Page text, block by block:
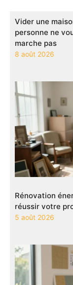
Vider une
personne ne
marche pas
8 août 2026
Rénovation
réussir votre
5 août 2026